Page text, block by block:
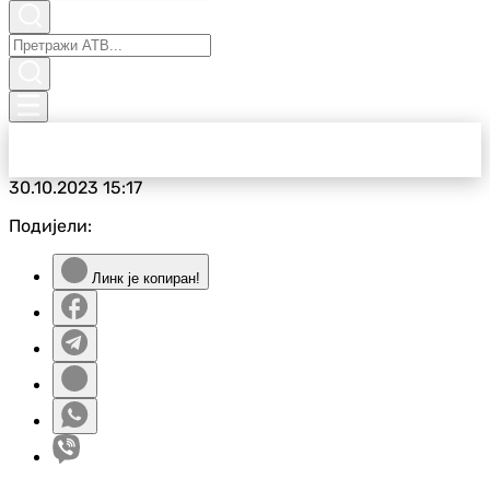
30.10.202315:17
Подијели:
Линк је копиран!